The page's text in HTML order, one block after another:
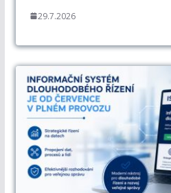
29.7.2026